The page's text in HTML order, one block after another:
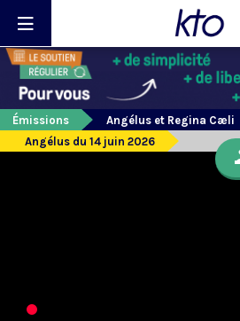
Émissions
Angélus et Regina Cæli
Angélus du 14 juin 2026